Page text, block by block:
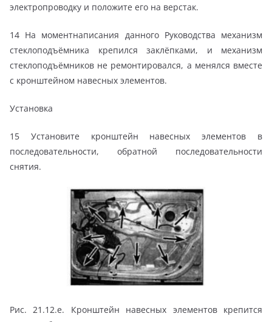
электропроводку и положите его на верстак.
14 На моментнаписания данного Руководства механизм
стеклоподъёмника крепился заклёпками, и механизм
стеклоподъёмников не ремонтировался, а менялся вместе
с кронштейном навесных элементов.
Установка
15 Установите кронштейн навесных элементов в
последовательности, обратной последовательности
снятия.
Рис. 21.12.е. Кронштейн навесных элементов крепится